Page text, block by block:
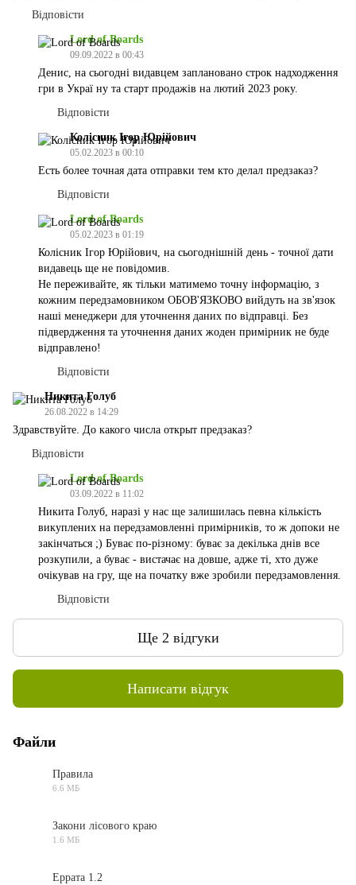
Відповісти
Lord of Boards
09.09.2022 в 00:43
Денис, на сьогодні видавцем заплановано строк надходження
гри в Украї ну та старт продажів на лютий 2023 року.
Відповісти
Колісник Ігор Юрійович
05.02.2023 в 00:10
Есть более точная дата отправки тем кто делал предзаказ?
Відповісти
Lord of Boards
05.02.2023 в 01:19
Колісник Ігор Юрійович, на сьогоднішній день - точної дати
видавець ще не повідомив.
Не переживайте, як тільки матимемо точну інформацію, з
кожним передзамовником ОБОВ'ЯЗКОВО вийдуть на зв'язок
наші менеджери для уточнення даних по відправці. Без
підвердження та уточнення даних жоден примірник не буде
відправлено!
Відповісти
Никита Голуб
26.08.2022 в 14:29
Здравствуйте. До какого числа открыт предзаказ?
Відповісти
Lord of Boards
03.09.2022 в 11:02
Никита Голуб, наразі у нас ще залишилась певна кількість
викуплених на передзамовленні примірників, то ж допоки не
закінчаться ;) Буває по-різному: буває за декілька днів все
розкупили, а буває - вистачає на довше, адже ті, хто дуже
очікував на гру, ще на початку вже зробили передзамовлення.
Відповісти
Ще 2 відгуки
Написати відгук
Файли
Правила
6.6 МБ
Закони лісового краю
1.6 МБ
Еррата 1.2